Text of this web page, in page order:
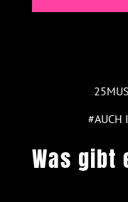
#AUCH
Was gibt